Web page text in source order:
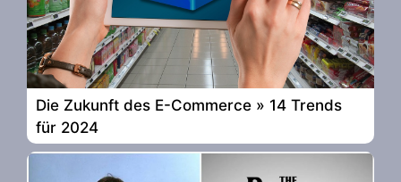
Die Zukunft des E-Commerce » 14 Trends
für 2024